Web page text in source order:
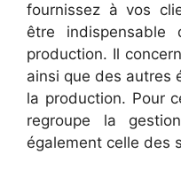
fournissez à vos
être indispensable
production. Il
ainsi que des autres
la production. Pour
regroupe la
également celle des